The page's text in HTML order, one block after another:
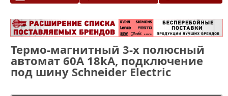
Термо-магнитный 3-х полюсный
автомат 60А 18kA, подключение
под шину Schneider Electric